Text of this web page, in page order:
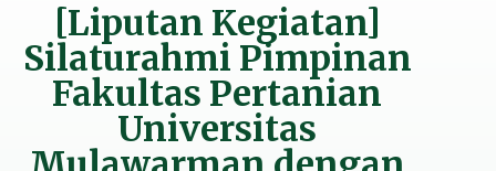
[Liputan Kegiatan]
Silaturahmi Pimpinan
Fakultas Pertanian
Universitas